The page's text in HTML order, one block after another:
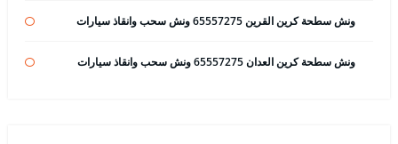
ونش سطحة كرين القرين 65557275 ونش سحب وانقاذ سيارات
ونش سطحة كرين العدان 65557275 ونش سحب وانقاذ سيارات